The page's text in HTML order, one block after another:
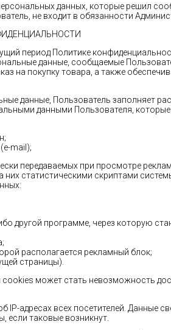
данных, которые решил
не входит в обязанности
период Политике
данные, сообщаемые
на покупку товара, а также
данные, Пользователь заполняет
данными Пользователя,
mail);
передаваемых при просмотре
них статистическими скриптами
другой программе, через которую
располагается рекламный блок;
страницы).
cookies может стать невозможность
IP-адресах всех посетителей. Данные
если таковые возникнут.